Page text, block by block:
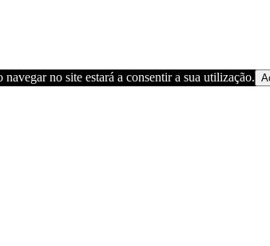
no site estará a consentir a sua utilização.